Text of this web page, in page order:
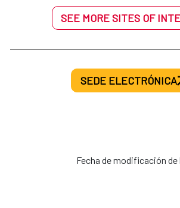
SEE MORE SITES OF
SEDE ELECTRÓNICA
Fecha de modificación